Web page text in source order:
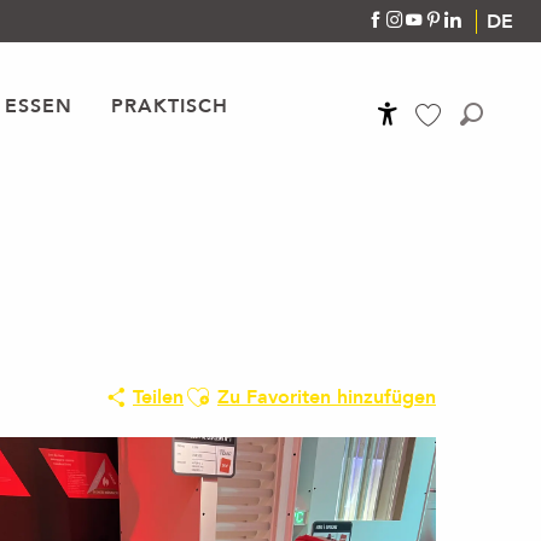
DE
PRAKTISCH
TeilenAjouter aux favoris
Zu Favoriten hinzufügen